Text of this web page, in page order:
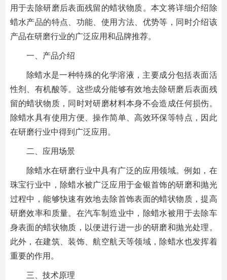
用于去除研磨后表面残留的蜡状物质。本文将详细介绍除
蜡水产品的特点、功能、使用方法、优势等，同时介绍该
产品在研磨行业的广泛应用和品牌推荐。
一、产品介绍
除蜡水是一种特殊的化学溶液，主要成分包括表面活
性剂、有机酸等。这些成分能够有效地去除研磨后表面残
留的蜡状物质，同时对研磨材料本身不会造成任何损伤。
除蜡水具有使用方便、操作简单、高效环保等特点，因此
在研磨行业中得到广泛应用。
二、应用场景
除蜡水在研磨行业中具有广泛的应用领域。例如，在
珠宝行业中，除蜡水被广泛应用于金银首饰的研磨和抛光
过程中，能够快速有效地去除首饰表面的蜡状物质，提高
研磨效率和质量。在汽车制造业中，除蜡水被用于去除车
身表面的蜡状物质，以便进行进一步的研磨和抛光处理。
此外，在建筑、装饰、航空航天等领域，除蜡水也发挥着
重要的作用。
三、技术原理